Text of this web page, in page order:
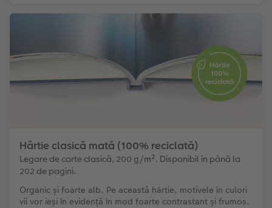
Hârtie clasică mată (100% reciclată)
Legare de carte clasică, 200 g/m². Disponibil în până la
202 de pagini.
Organic și foarte alb. Pe această hârtie, motivele în culori
vii vor ieși în evidență în mod foarte contrastant și frumos.